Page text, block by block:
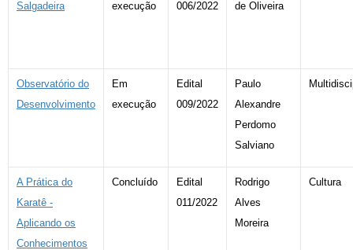
Salgadeira
execução
006/2022
de Oliveira
Observatório do
Desenvolvimento
Em
execução
Edital
009/2022
Paulo
Alexandre
Perdomo
Salviano
A Prática do
Karatê -
Aplicando os
Conhecimentos
Concluído
Edital
011/2022
Rodrigo
Alves
Moreira
Cultura